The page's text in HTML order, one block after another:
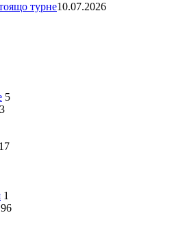
турне10.07.2026
5
17
1